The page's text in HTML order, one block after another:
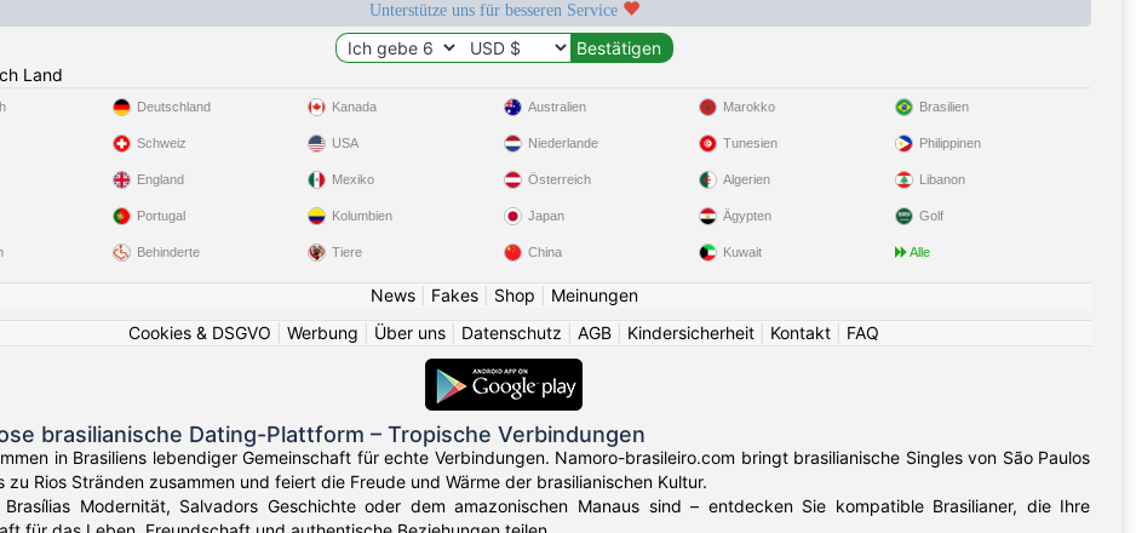
Unterstütze uns für besseren Service
Land
Deutschland
Schweiz
England
Portugal
Behinderte
Kanada
USA
Mexiko
Kolumbien
Tiere
Australien
Niederlande
Österreich
Japan
China
Marokko
Tunesien
Algerien
Ägypten
Kuwait
Brasilien
Philippinen
Libanon
Golf
Alle
News| Fakes| Shop
Meinungen
Cookies & DSGVO
Werbung Über uns Datenschutz AGB Kindersicherheit Kontakt FAQ
brasilianische Dating-Plattform – Tropische Verbindungen
in Brasiliens lebendiger Gemeinschaft für echte Verbindungen. Namoro-brasileiro.com bringt brasilianische Singles von São Paulos
zu Rios Stränden zusammen und feiert die Freude und Wärme der brasilianischen Kultur.
Modernität, Salvadors Geschichte oder dem amazonischen Manaus sind – entdecken Sie kompatible Brasilianer, die Ihre